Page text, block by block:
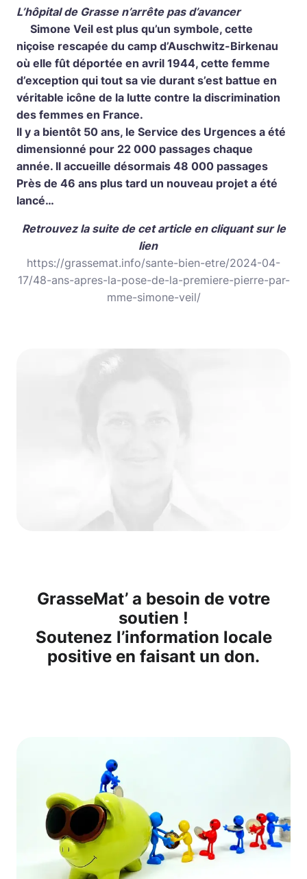
L’hôpital de Grasse n’arrête pas d’avancer
Simone Veil est plus qu’un symbole, cette
niçoise rescapée du camp d’Auschwitz-Birkenau
où elle fût déportée en avril 1944, cette femme
d’exception qui tout sa vie durant s’est battue en
véritable icône de la lutte contre la discrimination
des femmes en France.
Il y a bientôt 50 ans, le Service des Urgences a été
dimensionné pour 22 000 passages chaque
année. Il accueille désormais 48 000 passages
Près de 46 ans plus tard un nouveau projet a été
lancé…
Retrouvez la suite de cet article en cliquant sur le
lien
https://grassemat.info/sante-bien-etre/2024-04-
17/48-ans-apres-la-pose-de-la-premiere-pierre-par-
mme-simone-veil/
GrasseMat’ a besoin de votre
soutien !
Soutenez l’information locale
positive en faisant un don.